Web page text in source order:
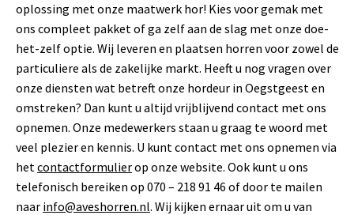
oplossing met onze maatwerk hor! Kies voor gemak met
ons compleet pakket of ga zelf aan de slag met onze doe-
het-zelf optie. Wij leveren en plaatsen horren voor zowel de
particuliere als de zakelijke markt. Heeft u nog vragen over
onze diensten wat betreft onze hordeur in Oegstgeest en
omstreken? Dan kunt u altijd vrijblijvend contact met ons
opnemen. Onze medewerkers staan u graag te woord met
veel plezier en kennis. U kunt contact met ons opnemen via
hetcontactformulierop onze website. Ook kunt u ons
telefonisch bereiken op 070 – 218 91 46 of door te mailen
naar info@aveshorren.nl. Wij kijken ernaar uit om u van